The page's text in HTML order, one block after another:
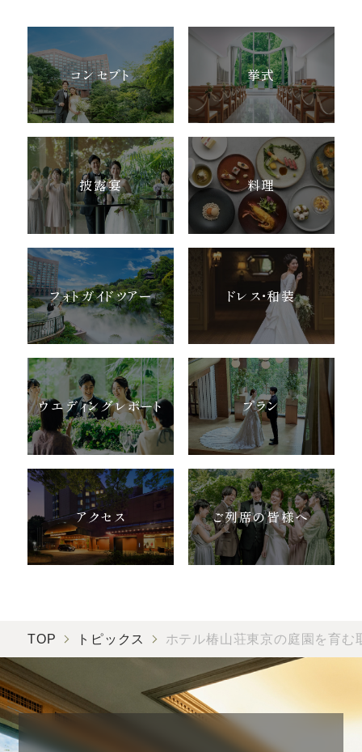
コンセプト 挙式
披露宴 料理
フォトガイドツアー ドレス・和装
ウエディングレポート プラン
アクセス ご列席の皆様へ
TOP トピックス ホテル椿山荘東京の庭園を育